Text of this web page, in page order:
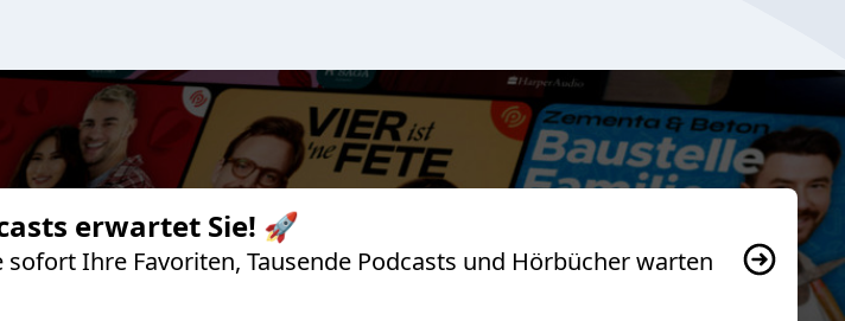
erwartet Sie! 🚀
Ihre Favoriten, Tausende Podcasts und Hörbücher warten